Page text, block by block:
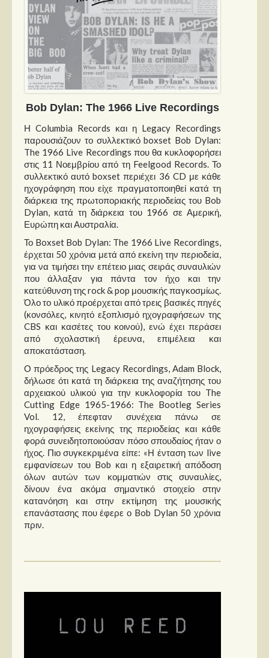
Bob Dylan: The 1966 Live Recordings
Η Columbia Records και η Legacy Recordings
παρουσιάζουν το συλλεκτικό boxset Bob Dylan:
The 1966 Live Recordings που θα κυκλοφορήσει
στις 11 Νοεμβρίου από τη Feelgood Records. Το
συλλεκτικό αυτό boxset περιέχει 36 CD με κάθε
ηχογράφηση που είχε πραγματοποιηθεί κατά τη
διάρκεια της πρωτοποριακής περιοδείας του Bob
Dylan, κατά τη διάρκεια του 1966 σε Αμερική,
Ευρώπη και Αυστραλία.
Το Boxset Bob Dylan: The 1966 Live Recordings,
έρχεται 50 χρόνια μετά από εκείνη την περιοδεία,
για να τιμήσει την επέτειο μιας σειράς συναυλιών
που άλλαξαν για πάντα τον ήχο και την
κατεύθυνση της rock & pop μουσικής παγκοσμίως.
Όλο το υλικό προέρχεται από τρεις βασικές πηγές
(κονσόλες, κινητό εξοπλισμό ηχογραφήσεων της
CBS και κασέτες του κοινού), ενώ έχει περάσει
από σχολαστική έρευνα, επιμέλεια και
αποκατάσταση.
Ο πρόεδρος της Legacy Recordings, Adam Block,
δήλωσε ότι κατά τη διάρκεια της αναζήτησης του
αρχειακού υλικού για την κυκλοφορία του The
Cutting Edge 1965-1966: The Bootleg Series
Vol. 12, έπεφταν συνέχεια πάνω σε
ηχογραφήσεις εκείνης της περιοδείας και κάθε
φορά συνειδητοποιούσαν πόσο σπουδαίος ήταν ο
ήχος. Πιο συγκεκριμένα είπε: «Η ένταση των live
εμφανίσεων του Bob και η εξαιρετική απόδοση
όλων αυτών των κομματιών στις συναυλίες,
δίνουν ένα ακόμα σημαντικό στοιχείο στην
κατανόηση και στην εκτίμηση της μουσικής
επανάστασης που έφερε ο Bob Dylan 50 χρόνια
πριν.